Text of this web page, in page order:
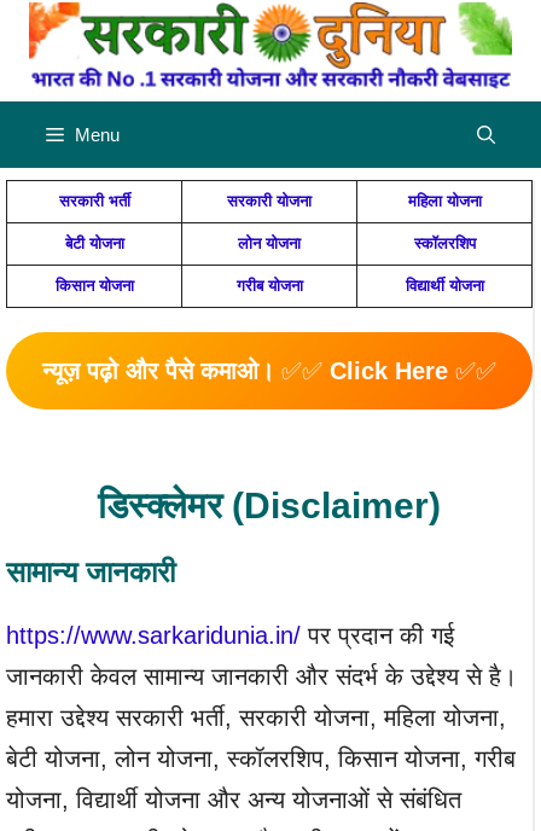
Skip
content
Menu
सरकारी भर्ती सरकारी योजना महिला योजना
बेटी योजना लोन योजना स्कॉलरशिप
किसान योजना गरीब योजना विद्यार्थी योजना
न्यूज़ पढ़ो और पैसे कमाओ। ✅✅ Click Here ✅✅
डिस्क्लेमर (Disclaimer)
सामान्य जानकारी
https://www.sarkaridunia.in/ पर प्रदान की गई
जानकारी केवल सामान्य जानकारी और संदर्भ के उद्देश्य से है।
हमारा उद्देश्य सरकारी भर्ती, सरकारी योजना, महिला योजना,
बेटी योजना, लोन योजना, स्कॉलरशिप, किसान योजना, गरीब
योजना, विद्यार्थी योजना और अन्य योजनाओं से संबंधित